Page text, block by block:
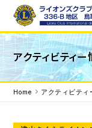
ライオンズクラブ国際協会336-B地区
SERVE「われわれは奉仕する」を モ
で、世界で 奉仕活動を行っています。
アクティビティ
Home アクティビティ